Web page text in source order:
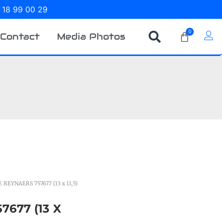
18 99 00 29
Contact Media Photos 0
REYNAERS 757677 (13 x 11,5)
(13 X